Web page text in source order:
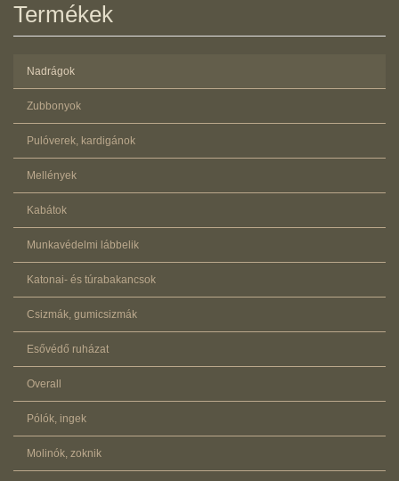
Termékek
Nadrágok
Zubbonyok
Pulóverek, kardigánok
Mellények
Kabátok
Munkavédelmi lábbelik
Katonai- és túrabakancsok
Csizmák, gumicsizmák
Esővédő ruházat
Overall
Pólók, ingek
Molinók, zoknik